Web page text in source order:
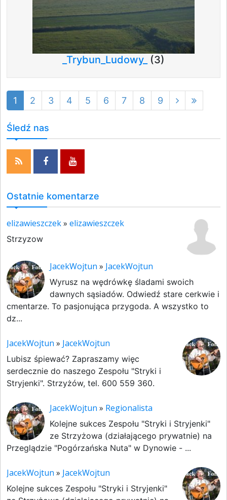
_Trybun_Ludowy_ (3)
1 2 3 4 5 6 7 8 9
Śledź nas
Ostatnie komentarze
elizawieszczek» elizawieszczek
Strzyzow
JacekWojtun » JacekWojtun
Wyrusz na wędrówkę śladami swoich
dawnych sąsiadów. Odwiedź stare cerkwie i
cmentarze. To pasjonująca przygoda. A wszystko to
dz...
JacekWojtun » JacekWojtun
Lubisz śpiewać? Zapraszamy więc
serdecznie do naszego Zespołu "Stryki i
Stryjenki". Strzyżów, tel. 600 559 360.
JacekWojtun » Regionalista
Kolejne sukces Zespołu "Stryki i Stryjenki"
ze Strzyżowa (działającego prywatnie) na
Przeglądzie "Pogórzańska Nuta" w Dynowie - ...
JacekWojtun » JacekWojtun
Kolejne sukces Zespołu "Stryki i Stryjenki"